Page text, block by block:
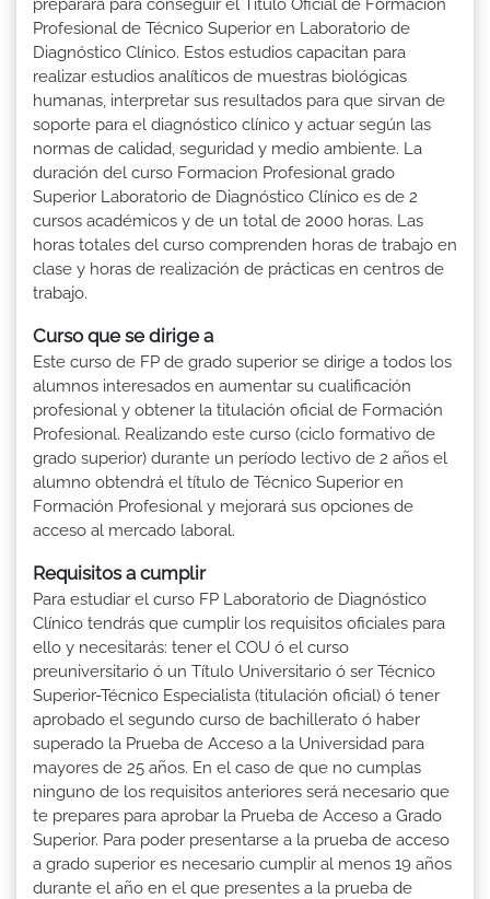
preparará para conseguir el Título Oficial de Formación
Profesional de Técnico Superior en Laboratorio de
Diagnóstico Clínico. Estos estudios capacitan para
realizar estudios analíticos de muestras biológicas
humanas, interpretar sus resultados para que sirvan de
soporte para el diagnóstico clínico y actuar según las
normas de calidad, seguridad y medio ambiente. La
duración del curso Formacion Profesional grado
Superior Laboratorio de Diagnóstico Clínico es de 2
cursos académicos y de un total de 2000 horas. Las
horas totales del curso comprenden horas de trabajo en
clase y horas de realización de prácticas en centros de
trabajo.
Curso que se dirige a
Este curso de FP de grado superior se dirige a todos los
alumnos interesados en aumentar su cualificación
profesional y obtener la titulación oficial de Formación
Profesional. Realizando este curso (ciclo formativo de
grado superior) durante un período lectivo de 2 años el
alumno obtendrá el título de Técnico Superior en
Formación Profesional y mejorará sus opciones de
acceso al mercado laboral.
Requisitos a cumplir
Para estudiar el curso FP Laboratorio de Diagnóstico
Clínico tendrás que cumplir los requisitos oficiales para
ello y necesitarás: tener el COU ó el curso
preuniversitario ó un Título Universitario ó ser Técnico
Superior-Técnico Especialista (titulación oficial) ó tener
aprobado el segundo curso de bachillerato ó haber
superado la Prueba de Acceso a la Universidad para
mayores de 25 años. En el caso de que no cumplas
ninguno de los requisitos anteriores será necesario que
te prepares para aprobar la Prueba de Acceso a Grado
Superior. Para poder presentarse a la prueba de acceso
a grado superior es necesario cumplir al menos 19 años
durante el año en el que presentes a la prueba de